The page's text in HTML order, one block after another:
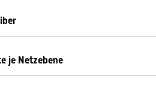
je Netzebene